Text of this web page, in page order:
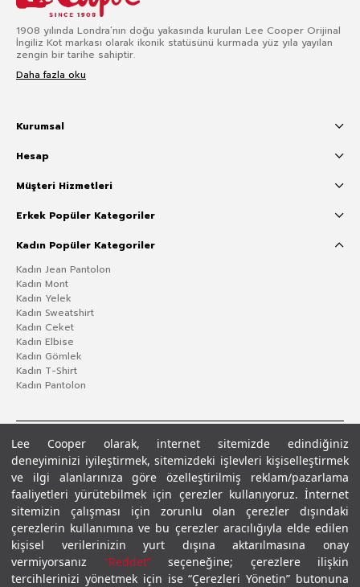
Lee Cooper olarak, internet sitemizde edindiğiniz
deneyiminizi iyileştirmek, sitemizdeki işlevleri kişiselleştirmek
ve ilgi alanlarınıza göre özelleştirilmiş reklam/pazarlama
faaliyetleri yürütebilmek için çerezler kullanıyoruz. İnternet
sitemizin çalışması için zorunlu olan çerezler dışındaki
çerezlerin kullanımına ve bu çerezler aracılığıyla elde edilen
kişisel verilerinizin yurt dışına aktarılmasına onay
vermiyorsanız “Reddet”seçeneğine; çerezlere ilişkin
tercihlerinizi yönetmek için ise “Çerezleri Yönetin” butonuna
1908 yılında Londra’nın doğu yakasında kurulan Lee Cooper Orijinal
İngiliz Kot markası olarak ikonik statüsünü kurmada yüz yıla yayılan
zengin bir tarihe sahiptir.
Daha fazla oku
Kurumsal
Hesap
Müşteri Hizmetleri
Erkek Popüler Kategoriler
Kadın Popüler Kategoriler
Kadın Jean Pantolon
Kadın Mont
Kadın Yelek
Kadın Sweatshirt
Kadın Ceket
Kadın Elbise
Kadın Gömlek
Kadın T-Shirt
Kadın Pantolon
Gizlilik PolitikasıÇerez Politikası KVKK Aydınlatma MetniŞartlar ve Koşullar
© 2026 Leecooper - Tüm Hakları Saklıdır.